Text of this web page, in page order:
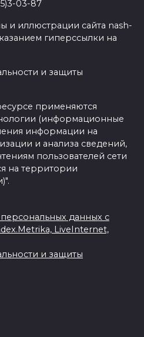
03-87
и иллюстрации сайта nash-
гиперссылки на
и защиты
применяются
(информационные
информации на
и анализа сведений,
пользователей сети
на территории
данных с
LiveInternet,
и защиты